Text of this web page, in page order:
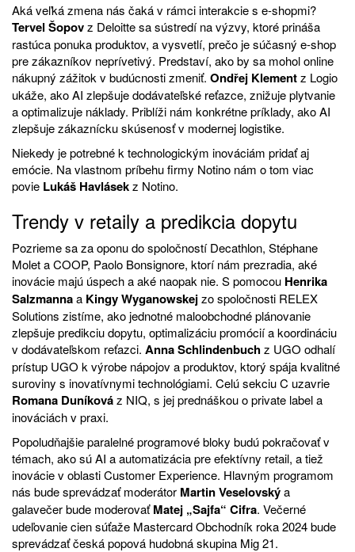
Aká veľká zmena nás čaká v rámci interakcie s e-shopmi?
Tervel Šopovz Deloitte sa sústredí na výzvy, ktoré prináša
rastúca ponuka produktov, a vysvetlí, prečo je súčasný e-shop
pre zákazníkov neprívetivý. Predstaví, ako by sa mohol online
nákupný zážitok v budúcnosti zmeniť. Ondřej Klementz Logio
ukáže, ako AI zlepšuje dodávateľské reťazce, znižuje plytvanie
a optimalizuje náklady. Priblíži nám konkrétne príklady, ako AI
zlepšuje zákaznícku skúsenosť v modernej logistike.
Niekedy je potrebné k technologickým inováciám pridať aj
emócie. Na vlastnom príbehu firmy Notino nám o tom viac
povie Lukáš Havlásekz Notino.
Trendy v retaily a predikcia dopytu
Pozrieme sa za oponu do spoločností Decathlon, Stéphane
Molet a COOP, Paolo Bonsignore, ktorí nám prezradia, aké
inovácie majú úspech a aké naopak nie. S pomocou Henrika
Salzmannaa Kingy Wyganowskejzo spoločnosti RELEX
Solutions zistíme, ako jednotné maloobchodné plánovanie
zlepšuje predikciu dopytu, optimalizáciu promócií a koordináciu
v dodávateľskom reťazci. Anna Schlindenbuchz UGO odhalí
prístup UGO k výrobe nápojov a produktov, ktorý spája kvalitné
suroviny s inovatívnymi technológiami. Celú sekciu C uzavrie
Romana Duníkováz NIQ, s jej prednáškou o private label a
inováciách v praxi.
Popoludňajšie paralelné programové bloky budú pokračovať v
témach, ako sú AI a automatizácia pre efektívny retail, a tiež
inovácie v oblasti Customer Experience. Hlavným programom
nás bude sprevádzať moderátor Martin Veselovskýa
galavečer bude moderovaťMatej „Sajfa“ Cifra. Večerné
udeľovanie cien súťaže Mastercard Obchodník roka 2024 bude
sprevádzať česká popová hudobná skupina Mig 21.